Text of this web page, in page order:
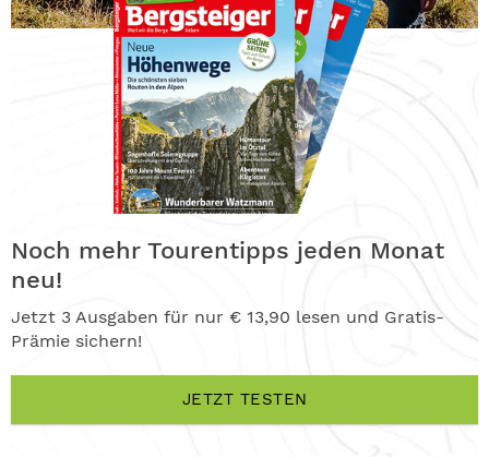
Noch mehr Tourentipps jeden Monat
neu!
Jetzt 3 Ausgaben für nur € 13,90 lesen und Gratis-
Prämie sichern!
JETZT TESTEN